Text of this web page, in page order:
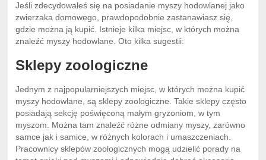
Jeśli zdecydowałeś się na posiadanie myszy hodowlanej jako
zwierzaka domowego, prawdopodobnie zastanawiasz się,
gdzie można ją kupić. Istnieje kilka miejsc, w których można
znaleźć myszy hodowlane. Oto kilka sugestii:
Sklepy zoologiczne
Jednym z najpopularniejszych miejsc, w których można kupić
myszy hodowlane, są sklepy zoologiczne. Takie sklepy często
posiadają sekcję poświęconą małym gryzoniom, w tym
myszom. Można tam znaleźć różne odmiany myszy, zarówno
samce jak i samice, w różnych kolorach i umaszczeniach.
Pracownicy sklepów zoologicznych mogą udzielić porady na